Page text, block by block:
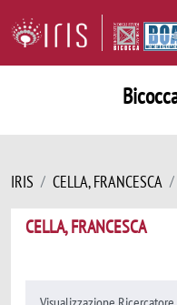
IRIS CELLA, FRANCESCA
CELLA, FRANCESCA